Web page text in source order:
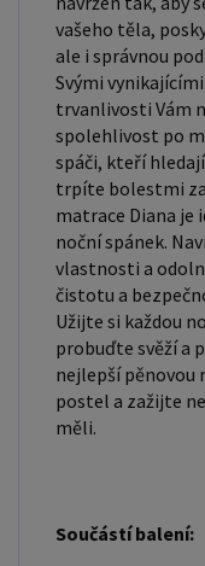
hledají více
nabízí. Rozměry
jsou považovány
postel. Před
dostatek místa ve své
Masiv borovice je
dobrou
Borovicové dřevo
malinko tvrdší
opracovává.
barvou a
která díky
oranžovo
Tento materiál je
přírodní vzhled a trvanlivost. Typ
vašeho těla,
ale i správnou
Svými
trvanlivosti Vám
spolehlivost po
spáči, kteří
trpíte bolestmi
matrace Diana je
noční spánek.
vlastnosti a
čistotu a
Užijte si každou
probuďte svěží a
nejlepší pěnovou
postel a zažijte
měli.
Součástí balení: